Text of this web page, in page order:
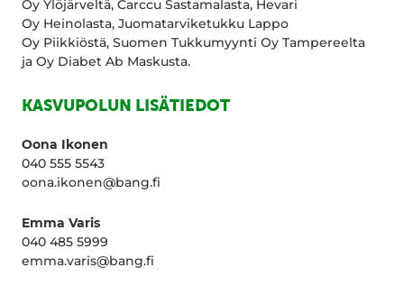
Oy Ylöjärveltä, Carccu Sastamalasta, Hevari
Oy Heinolasta, Juomatarviketukku Lappo
Oy Piikkiöstä, Suomen Tukkumyynti Oy Tampereelta
ja Oy Diabet Ab Maskusta.
KASVUPOLUN LISÄTIEDOT
Oona Ikonen
040 555 5543
oona.ikonen@bang.fi
Emma Varis
040 485 5999
emma.varis@bang.fi